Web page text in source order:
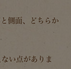
側面、どちらか
い点がありま